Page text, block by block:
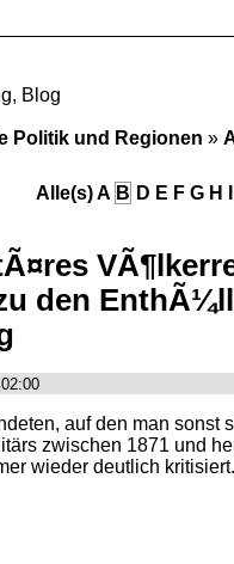
Blog
Politik und Regionen »
Alle(s)A B D E F G H
den
auf den man
zwischen 1871 und
wieder deutlich